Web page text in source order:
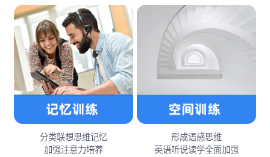
分类联想思维记忆
加强注意力培养
形成语感思维
英语听说读学全面加强